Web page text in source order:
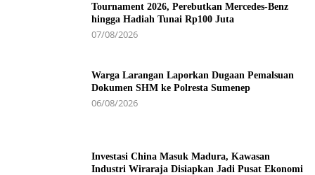
Tournament 2026, Perebutkan Mercedes-Benz
hingga Hadiah Tunai Rp100 Juta
07/08/2026
Warga Larangan Laporkan Dugaan Pemalsuan
Dokumen SHM ke Polresta Sumenep
06/08/2026
Investasi China Masuk Madura, Kawasan
Industri Wiraraja Disiapkan Jadi Pusat Ekonomi